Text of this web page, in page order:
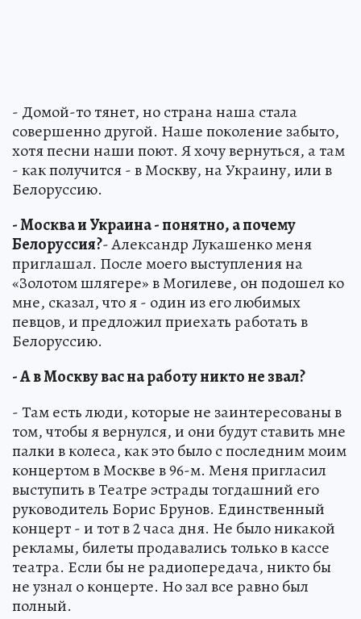
- Домой-то тянет, но страна наша стала
совершенно другой. Наше поколение забыто,
хотя песни наши поют. Я хочу вернуться, а там
- как получится - в Москву, на Украину, или в
Белоруссию.
- Москва и Украина - понятно, а почему
Белоруссия?- Александр Лукашенко меня
приглашал. После моего выступления на
«Золотом шлягере» в Могилеве, он подошел ко
мне, сказал, что я - один из его любимых
певцов, и предложил приехать работать в
Белоруссию.
- А в Москву вас на работу никто не звал?
- Там есть люди, которые не заинтересованы в
том, чтобы я вернулся, и они будут ставить мне
палки в колеса, как это было с последним моим
концертом в Москве в 96-м. Меня пригласил
выступить в Театре эстрады тогдашний его
руководитель Борис Брунов. Единственный
концерт - и тот в 2 часа дня. Не было никакой
рекламы, билеты продавались только в кассе
театра. Если бы не радиопередача, никто бы
не узнал о концерте. Но зал все равно был
полный.